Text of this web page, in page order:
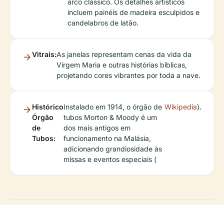
arco clássico. Os detalhes artísticos
incluem painéis de madeira esculpidos e
candelabros de latão.
Vitrais:As janelas representam cenas da vida da
Virgem Maria e outras histórias bíblicas,
projetando cores vibrantes por toda a nave.
Histórico
Órgão
de
Tubos:
Instalado em 1914, o órgão de
tubos Morton & Moody é um
dos mais antigos em
funcionamento na Malásia,
adicionando grandiosidade às
missas e eventos especiais (
Wikipedia).